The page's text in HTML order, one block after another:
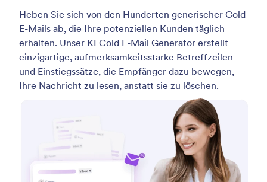
Heben Sie sich von den Hunderten generischer Cold
E-Mails ab, die Ihre potenziellen Kunden täglich
erhalten. Unser KI Cold E-Mail Generator erstellt
einzigartige, aufmerksamkeitsstarke Betreffzeilen
und Einstiegssätze, die Empfänger dazu bewegen,
Ihre Nachricht zu lesen, anstatt sie zu löschen.